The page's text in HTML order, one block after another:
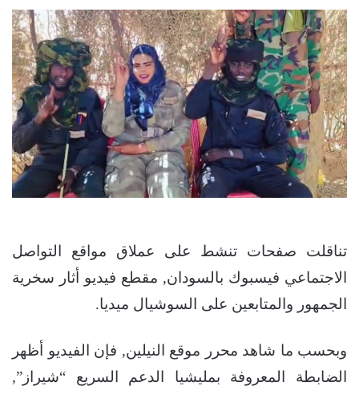
تناقلت صفحات تنشط على عملاق مواقع التواصل
الاجتماعي فيسبوك بالسودان, مقطع فيديو أثار سخرية
الجمهور والمتابعين على السوشيال ميديا.
وبحسب ما شاهد محرر موقع النيلين, فإن الفيديو أظهر
الضابطة المعروفة بمليشيا الدعم السريع “شيراز”,